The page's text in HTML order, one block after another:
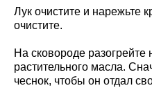
Лук очистите и нарежьте
очистите.
На сковороде
растительного масла.
чеснок, чтобы он отдал